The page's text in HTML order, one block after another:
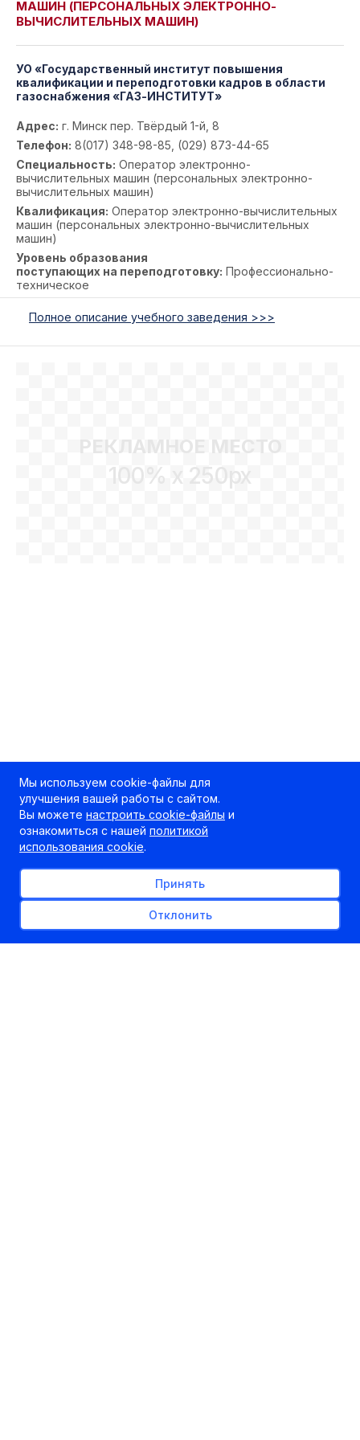
МАШИН (ПЕРСОНАЛЬНЫХ ЭЛЕКТРОННО-
ВЫЧИСЛИТЕЛЬНЫХ МАШИН)
УО «Государственный институт повышения
квалификации и переподготовки кадров в области
газоснабжения «ГАЗ-ИНСТИТУТ»
Адрес: г. Минск пер. Твёрдый 1-й, 8
Телефон: 8(017) 348-98-85, (029) 873-44-65
Специальность: Оператор электронно-
вычислительных машин (персональных электронно-
вычислительных машин)
Квалификация: Оператор электронно-вычислительных
машин (персональных электронно-вычислительных
машин)
Уровень образования
поступающих на переподготовку: Профессионально-
техническое
Полное описание учебного заведения >>>
РЕКЛАМНОЕ МЕСТО
100% x 250px
Мы используем cookie-файлы для
улучшения вашей работы с сайтом.
Вы можете настроить cookie-файлы и
ознакомиться с нашей политикой
использования cookie.
Принять
Отклонить